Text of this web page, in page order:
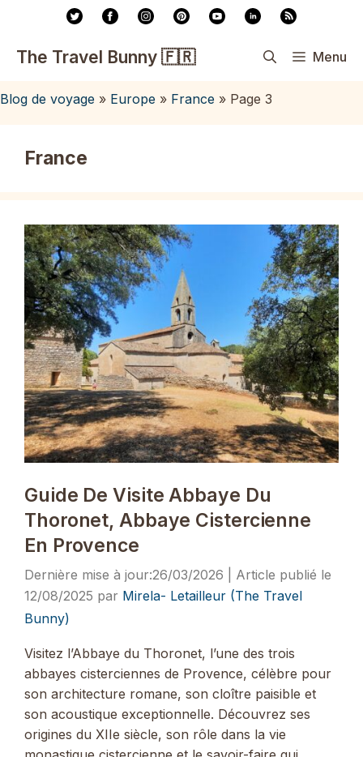
contenu
The Travel Bunny 🇫🇷 Menu
Blog de voyage » Europe » France » Page 3
France
Guide De Visite Abbaye Du
Thoronet, Abbaye Cistercienne
En Provence
26/03/2026
12/08/2025 par Mirela- Letailleur (The Travel
Bunny)
Visitez l’Abbaye du Thoronet, l’une des trois
abbayes cisterciennes de Provence, célèbre pour
son architecture romane, son cloître paisible et
son acoustique exceptionnelle. Découvrez ses
origines du XIIe siècle, son rôle dans la vie